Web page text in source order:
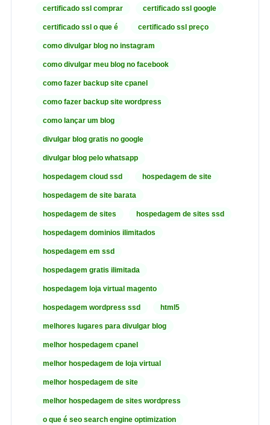
certificado ssl comprar certificado ssl google
certificado ssl o que é certificado ssl preço
como divulgar blog no instagram
como divulgar meu blog no facebook
como fazer backup site cpanel
como fazer backup site wordpress
como lançar um blog
divulgar blog gratis no google
divulgar blog pelo whatsapp
hospedagem cloud ssd hospedagem de site
hospedagem de site barata
hospedagem de sites hospedagem de sites ssd
hospedagem dominios ilimitados
hospedagem em ssd
hospedagem gratis ilimitada
hospedagem loja virtual magento
hospedagem wordpress ssd html5
melhores lugares para divulgar blog
melhor hospedagem cpanel
melhor hospedagem de loja virtual
melhor hospedagem de site
melhor hospedagem de sites wordpress
o que é seo search engine optimization